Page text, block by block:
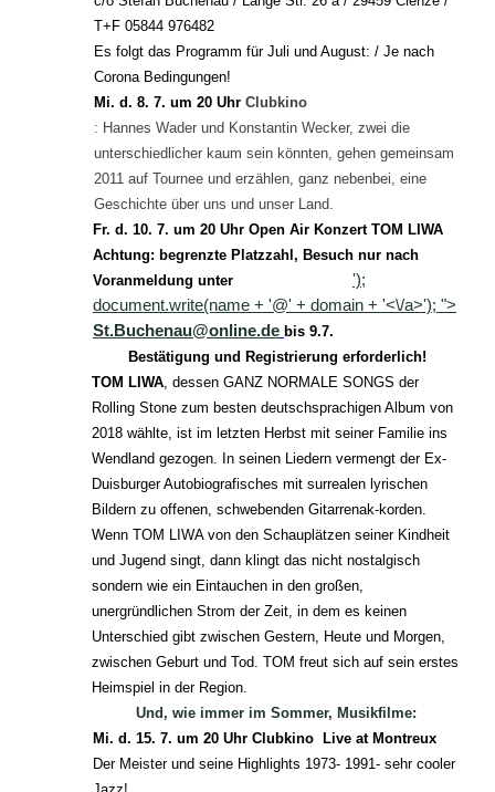
T+F 05844 976482
Es folgt das Programm für Juli und August: / Je nach
Corona Bedingungen!
Mi. d. 8. 7. um 20 UhrClubkino
: Hannes Wader und Konstantin Wecker, zwei die
unterschiedlicher kaum sein könnten, gehen gemeinsam
2011 auf Tournee und erzählen, ganz nebenbei, eine
Geschichte über uns und unser Land.
Fr. d. 10. 7. um 20 Uhr Open Air Konzert TOM LIWA
Achtung: begrenzte Platzzahl, Besuch nur nach
Voranmeldung unter');
document.write(name + '@' + domain + '<\/a>');">
St.Buchenau@online.de bis 9.7.
Bestätigung und Registrierung erforderlich!
TOM LIWA, dessen GANZ NORMALE SONGS der
Rolling Stone zum besten deutschsprachigen Album von
2018 wählte, ist im letzten Herbst mit seiner Familie ins
Wendland gezogen. In seinen Liedern vermengt der Ex-
Duisburger Autobiografisches mit surrealen lyrischen
Bildern zu offenen, schwebenden Gitarrenak-korden.
Wenn TOM LIWA von den Schauplätzen seiner Kindheit
und Jugend singt, dann klingt das nicht nostalgisch
sondern wie ein Eintauchen in den großen,
unergründlichen Strom der Zeit, in dem es keinen
Unterschied gibt zwischen Gestern, Heute und Morgen,
zwischen Geburt und Tod. TOM freut sich auf sein erstes
Heimspiel in der Region.
Und, wie immer im Sommer, Musikfilme:
Mi. d. 15. 7. um 20 Uhr Clubkino Live at Montreux
Der Meister und seine Highlights 1973- 1991- sehr cooler